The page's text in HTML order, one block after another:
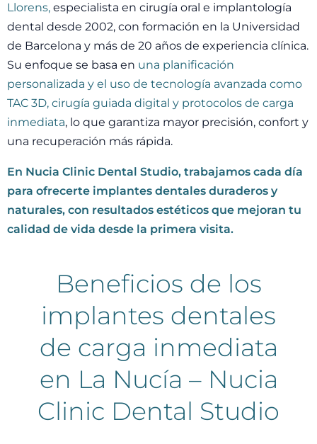
Llorens, especialista en cirugía oral e implantología
dental desde 2002, con formación en la Universidad
de Barcelona y más de 20 años de experiencia clínica.
Su enfoque se basa en una planificación
personalizada y el uso de tecnología avanzada como
TAC 3D, cirugía guiada digital y protocolos de carga
inmediata, lo que garantiza mayor precisión, confort y
una recuperación más rápida.
En Nucia Clinic Dental Studio, trabajamos cada día
para ofrecerte implantes dentales duraderos y
naturales, con resultados estéticos que mejoran tu
calidad de vida desde la primera visita.
Beneficios de los
implantes dentales
de carga inmediata
en La Nucía – Nucia
Clinic Dental Studio